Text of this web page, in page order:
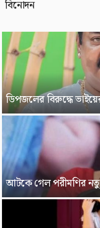
বিনোদন
ডিপজলের বিরুদ্ধে
আটকে গেল পরীমণির